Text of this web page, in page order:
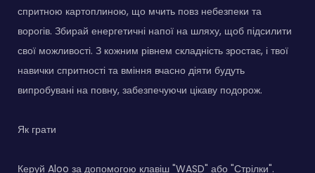
спритною картоплиною, що мчить повз небезпеки та
ворогів. Збирай енергетичні напої на шляху, щоб підсилити
свої можливості. З кожним рівнем складність зростає, і твої
навички спритності та вміння вчасно діяти будуть
випробувані на повну, забезпечуючи цікаву подорож.
Як грати
Керуй Aloo за допомогою клавіш "WASD" або "Стрілки".